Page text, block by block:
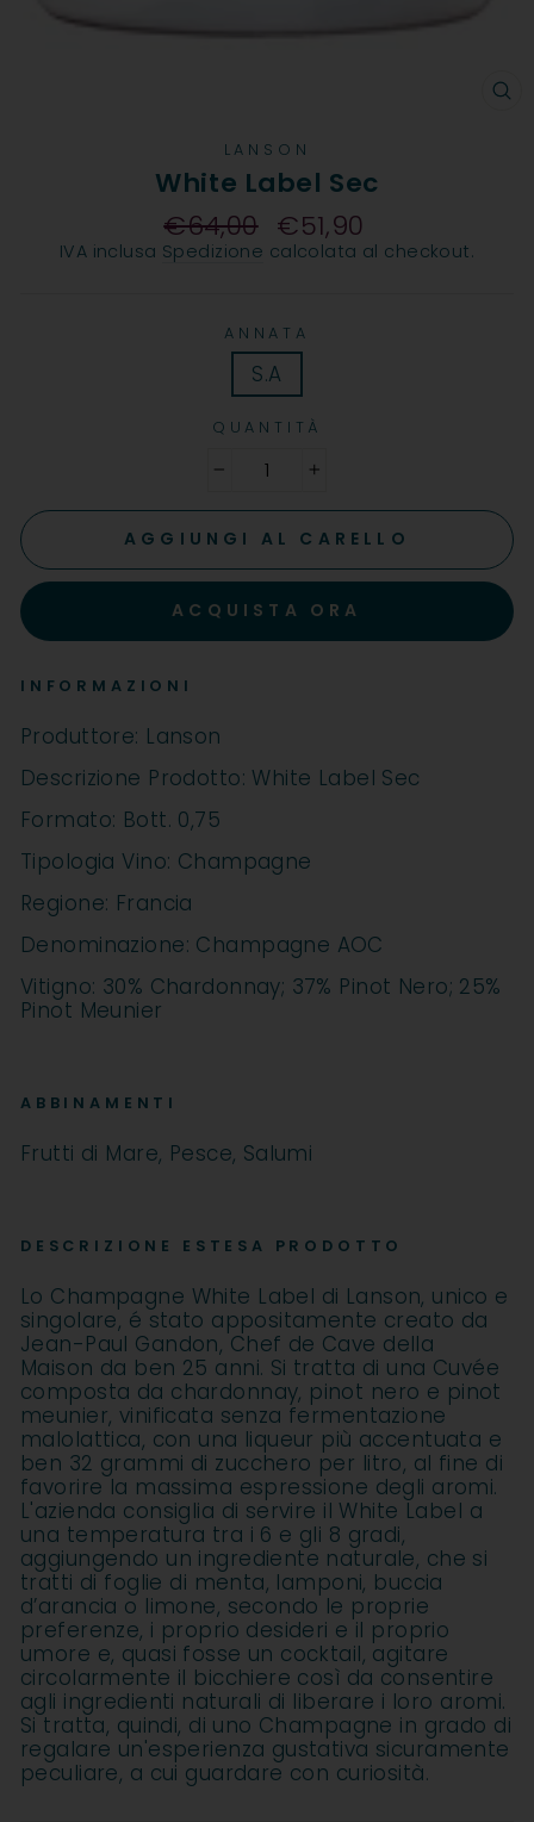
LANSON
White Label Sec
Prezzo
€64,00 €51,90
IVA inclusa Spedizione calcolata al checkout.
ANNATA
S.A
QUANTITÀ
AGGIUNGI AL CARELLO
ACQUISTA ORA
INFORMAZIONI
Produttore: Lanson
Descrizione Prodotto: White Label Sec
Formato: Bott. 0,75
Tipologia Vino: Champagne
Regione: Francia
Denominazione: Champagne AOC
Vitigno: 30% Chardonnay; 37% Pinot Nero; 25%
Pinot Meunier
ABBINAMENTI
Frutti di Mare, Pesce, Salumi
DESCRIZIONE ESTESA PRODOTTO
Lo Champagne White Label di Lanson, unico e
singolare, é stato appositamente creato da
Jean-Paul Gandon, Chef de Cave della
Maison da ben 25 anni. Si tratta di una Cuvée
composta da chardonnay, pinot nero e pinot
meunier, vinificata senza fermentazione
malolattica, con una liqueur più accentuata e
ben 32 grammi di zucchero per litro, al fine di
favorire la massima espressione degli aromi.
L'azienda consiglia di servire il White Label a
una temperatura tra i 6 e gli 8 gradi,
aggiungendo un ingrediente naturale, che si
tratti di foglie di menta, lamponi, buccia
d’arancia o limone, secondo le proprie
preferenze, i proprio desideri e il proprio
umore e, quasi fosse un cocktail, agitare
circolarmente il bicchiere così da consentire
agli ingredienti naturali di liberare i loro aromi.
Si tratta, quindi, di uno Champagne in grado di
regalare un'esperienza gustativa sicuramente
peculiare, a cui guardare con curiosità.